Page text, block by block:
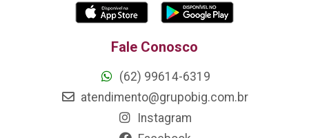
Fale Conosco
(62) 99614-6319
atendimento@grupobig.com.br
Instagram